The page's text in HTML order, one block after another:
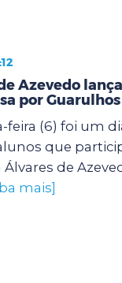
Azevedo
por Guarulhos
feira (6) foi um
que
Álvares de
mais]